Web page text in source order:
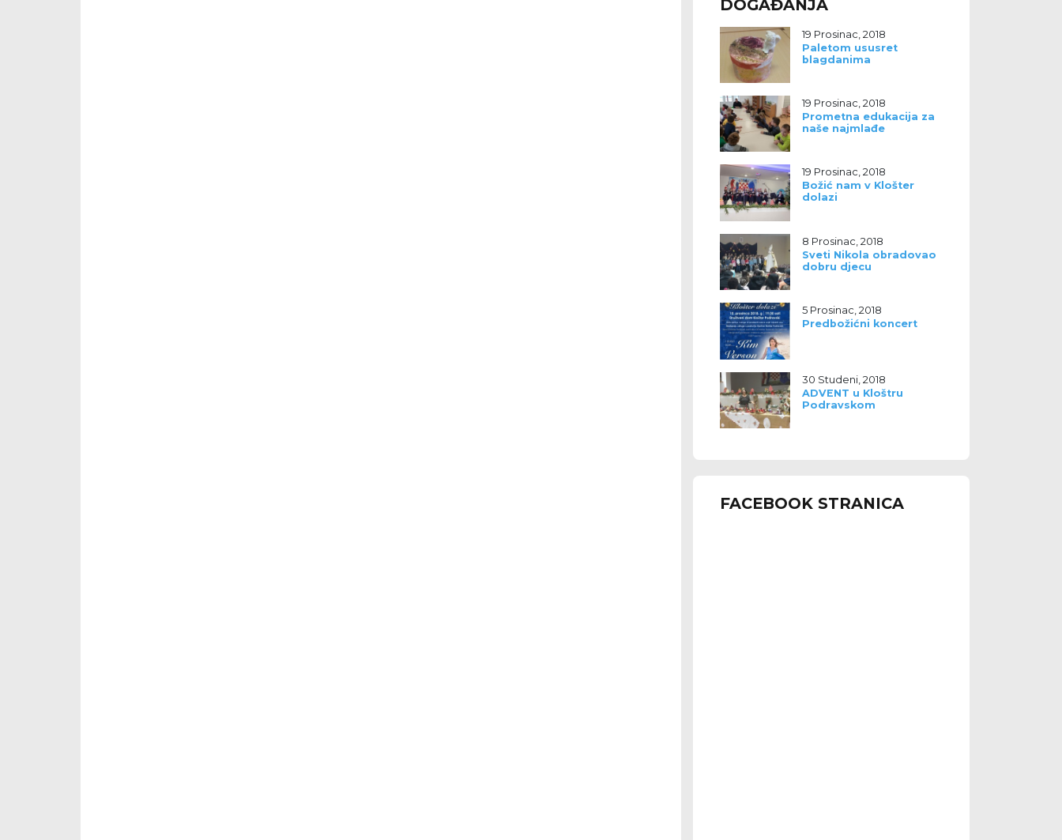
DOGAĐANJA
19 Prosinac, 2018
Paletom ususret
blagdanima
19 Prosinac, 2018
Prometna edukacija za
naše najmlađe
19 Prosinac, 2018
Božić nam v Klošter
dolazi
8 Prosinac, 2018
Sveti Nikola obradovao
dobru djecu
5 Prosinac, 2018
Predbožićni koncert
30 Studeni, 2018
ADVENT u Kloštru
Podravskom
FACEBOOK STRANICA